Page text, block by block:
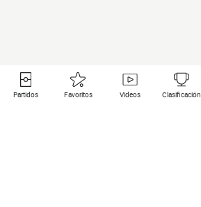
Partidos Favoritos Videos Clasificación